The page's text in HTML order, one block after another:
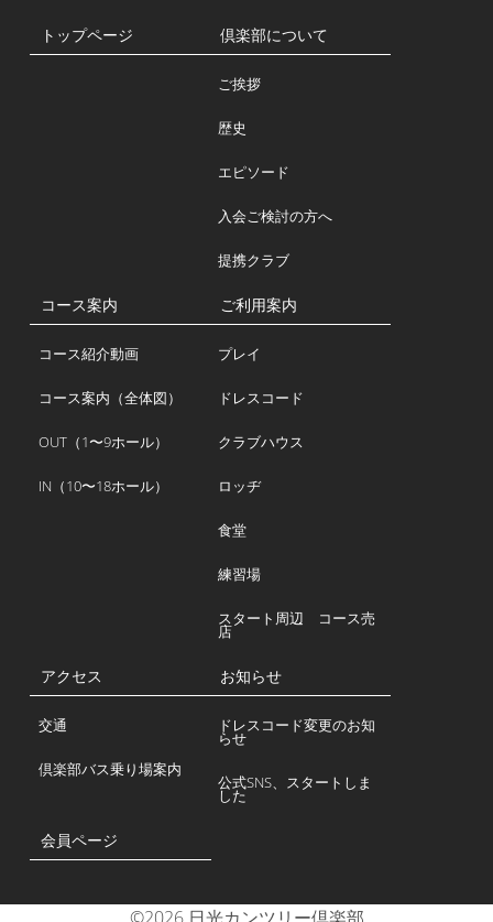
トップページ 倶楽部について
ご挨拶
歴史
エピソード
入会ご検討の方へ
提携クラブ
コース案内
コース紹介動画
コース案内（全体図）
OUT（1〜9ホール）
IN（10〜18ホール）
ご利用案内
プレイ
ドレスコード
クラブハウス
ロッヂ
食堂
練習場
スタート周辺 コース売
店
アクセス
交通
倶楽部バス乗り場案内
お知らせ
ドレスコード変更のお知
らせ
公式SNS、スタートしま
した
会員ページ